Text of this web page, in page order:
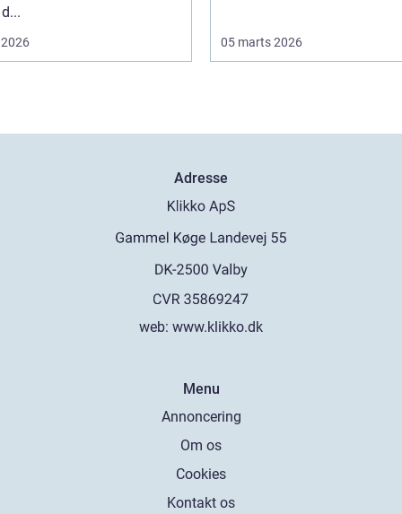
05 marts 2026
Adresse
web: www.klikko.dk
Menu
Annoncering
Om os
Cookies
Kontakt os